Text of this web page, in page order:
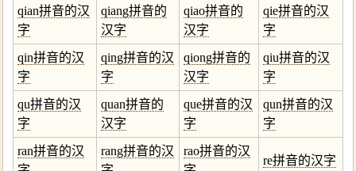
qian拼音的汉
字
qiang拼音的
汉字
qiao拼音的
汉字
qie拼音的汉
字
qin拼音的汉
字
qing拼音的汉
字
qiong拼音的
汉字
qiu拼音的汉
字
qu拼音的汉
字
quan拼音的
汉字
que拼音的汉
字
qun拼音的汉
字
ran拼音的汉
rang拼音的汉
rao拼音的汉
re拼音的汉字